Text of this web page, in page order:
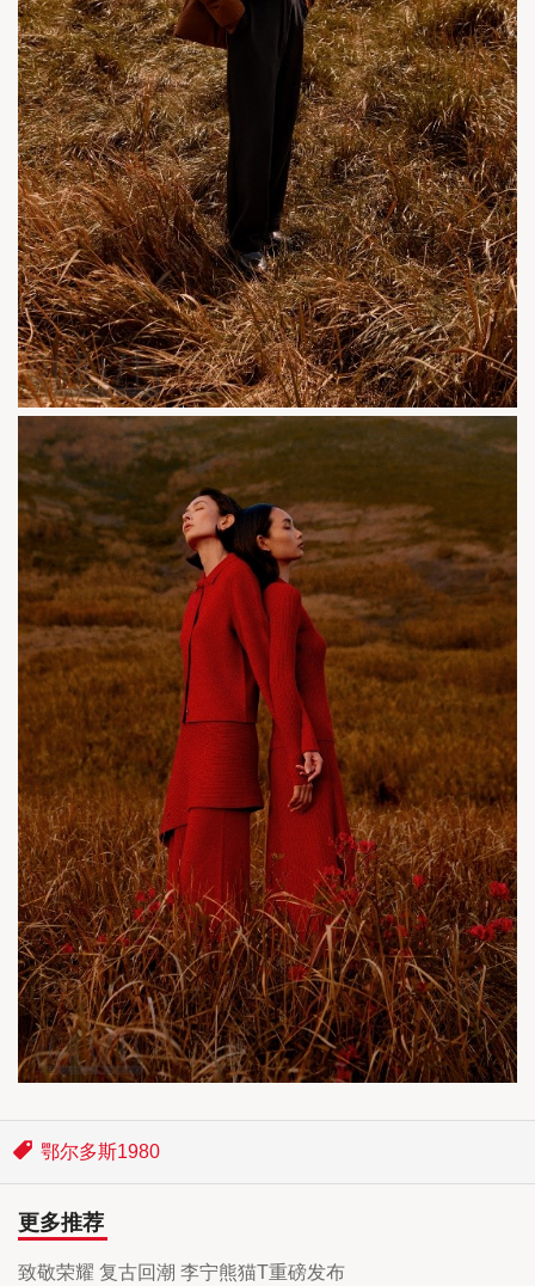
鄂尔多斯1980
更多推荐
致敬荣耀 复古回潮 李宁熊猫T重磅发布